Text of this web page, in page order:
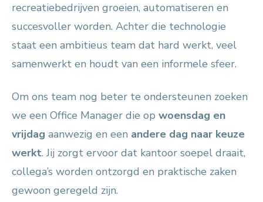
recreatiebedrijven groeien, automatiseren en
succesvoller worden. Achter die technologie
staat een ambitieus team dat hard werkt, veel
samenwerkt en houdt van een informele sfeer.
Om ons team nog beter te ondersteunen zoeken
we een Office Manager die op woensdag en
vrijdag aanwezig en een andere dag naar keuze
werkt. Jij zorgt ervoor dat kantoor soepel draait,
collega’s worden ontzorgd en praktische zaken
gewoon geregeld zijn.